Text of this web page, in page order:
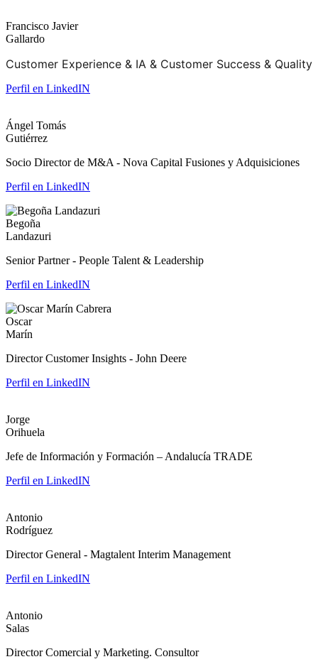
Francisco Javier
Gallardo
Customer Experience & IA & Customer Success & Quality
Perfil en LinkedIN
Ángel Tomás
Gutiérrez
Socio Director de M&A - Nova Capital Fusiones y Adquisiciones
Perfil en LinkedIN
Begoña
Landazuri
Senior Partner - People Talent & Leadership
Perfil en LinkedIN
Oscar
Marín
Director Customer Insights - John Deere
Perfil en LinkedIN
Jorge
Orihuela
Jefe de Información y Formación – Andalucía TRADE
Perfil en LinkedIN
Antonio
Rodríguez
Director General - Magtalent Interim Management
Perfil en LinkedIN
Antonio
Salas
Director Comercial y Marketing. Consultor